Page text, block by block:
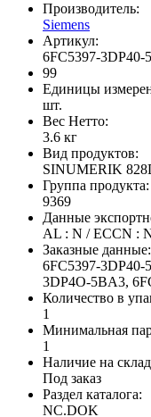
Производитель:
Siemens
Артикул:
6FC5397-3DP40-
99
Единицы
шт.
Вес Нетто:
3.6 кг
Вид продуктов:
SINUMERIK
Группа продукта:
9369
Данные
AL : N / ECCN :
Заказные данные:
6FC5397-3DP40-
3DP4O-5BA3,
Количество в
1
Минимальная
1
Наличие на
Под заказ
Раздел каталога:
NC.DOK